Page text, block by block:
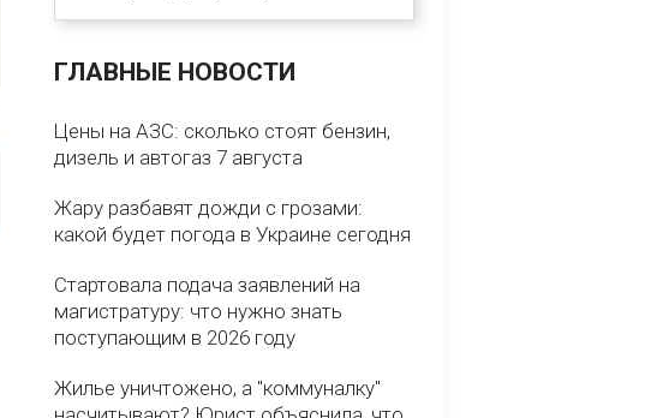
ГЛАВНЫЕ НОВОСТИ
Цены на АЗС: сколько стоят бензин,
дизель и автогаз 7 августа
Жару разбавят дожди с грозами:
какой будет погода в Украине сегодня
Стартовала подача заявлений на
магистратуру: что нужно знать
поступающим в 2026 году
Жилье уничтожено, а "коммуналку"